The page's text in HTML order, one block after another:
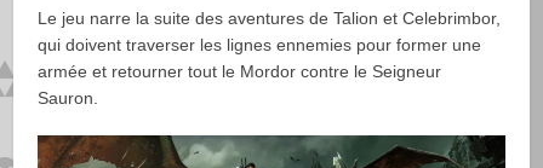
Le jeu narre la suite des aventures de Talion et Celebrimbor,
qui doivent traverser les lignes ennemies pour former une
armée et retourner tout le Mordor contre le Seigneur
Sauron.